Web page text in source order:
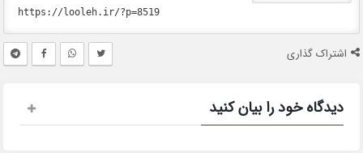
اشتراک گذاری
دیدگاه خود را بیان کنید